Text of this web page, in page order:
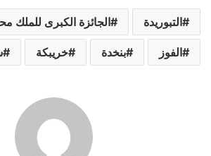
التبوريدة الجائزة الكبرى للملك
الفوز بنخدة خريبكة